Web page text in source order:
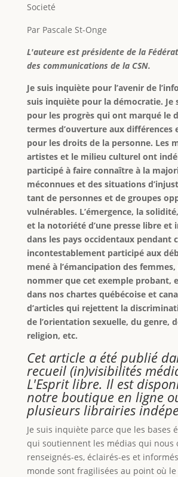
Societé
Par Pascale St-Onge
L'auteure est présidente de la
des communications de la CSN.
Je suis inquiète pour l’avenir de
suis inquiète pour la démocratie. Je
pour les progrès qui ont marqué le
termes d’ouverture aux différences
pour les droits de la personne. Les
artistes et le milieu culturel ont
participé à faire connaître à la
méconnues et des situations
tant de personnes et de groupes
vulnérables. L’émergence, la
et la notoriété d’une presse libre et
dans les pays occidentaux pendant
incontestablement participé aux
mené à l’émancipation des
nommer que cet exemple probant,
dans nos chartes québécoise et
d’articles qui rejettent la
de l’orientation sexuelle, du genre,
religion, etc.
Cet article a été publié
recueil (in)visibilités
L'Esprit libre. Il est
notre boutique en ligne
plusieurs librairies
Je suis inquiète parce que les bases
qui soutiennent les médias qui nous
renseignés-es, éclairés-es et
monde sont fragilisées au point où